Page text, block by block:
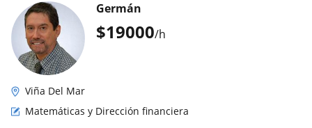
$19000/h
Germán
Viña Del Mar
Matemáticas y Dirección financiera